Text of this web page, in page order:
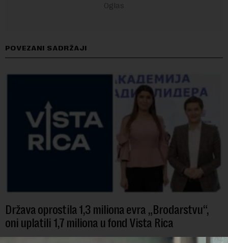
POVEZANI SADRŽAJI
Država oprostila 1,3 miliona evra „Brodarstvu“,
oni uplatili 1,7 miliona u fond Vista Rica